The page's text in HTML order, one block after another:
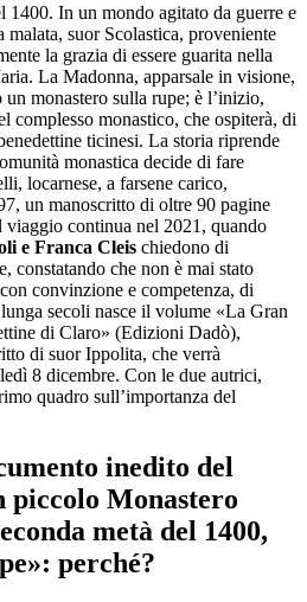
1400. In un mondo agitato da guerre e
malata, suor Scolastica, proveniente
la grazia di essere guarita nella
La Madonna, apparsale in visione,
un monastero sulla rupe; è l’inizio,
complesso monastico, che ospiterà, di
ticinesi. La storia riprende
monastica decide di fare
locarnese, a farsene carico,
un manoscritto di oltre 90 pagine
continua nel 2021, quando
e Franca Cleis chiedono di
constatando che non è mai stato
convinzione e competenza, di
secoli nasce il volume «La Gran
di Claro» (Edizioni Dadò),
di suor Ippolita, che verrà
8 dicembre. Con le due autrici,
quadro sull’importanza del
inedito del
piccolo Monastero
metà del 1400,
perché?